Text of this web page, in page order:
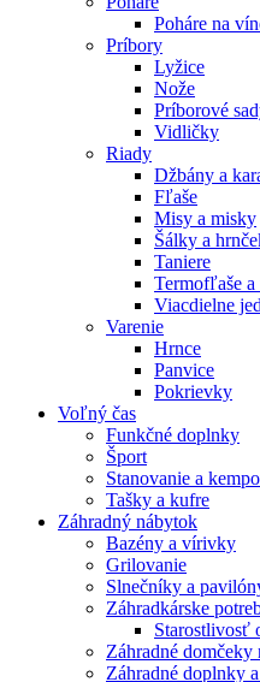
Poháre na
Príbory
Lyžice
Nože
Príborové
Vidličky
Riady
Džbány a
Fľaše
Misy a misky
Šálky a
Taniere
Termofľaše a
Viacdielne
Varenie
Hrnce
Panvice
Pokrievky
Voľný čas
Funkčné doplnky
Šport
Stanovanie a
Tašky a kufre
Záhradný nábytok
Bazény a vírivky
Grilovanie
Slnečníky a
Záhradkárske
Starostlivosť
Záhradné domčeky
Záhradné doplnky